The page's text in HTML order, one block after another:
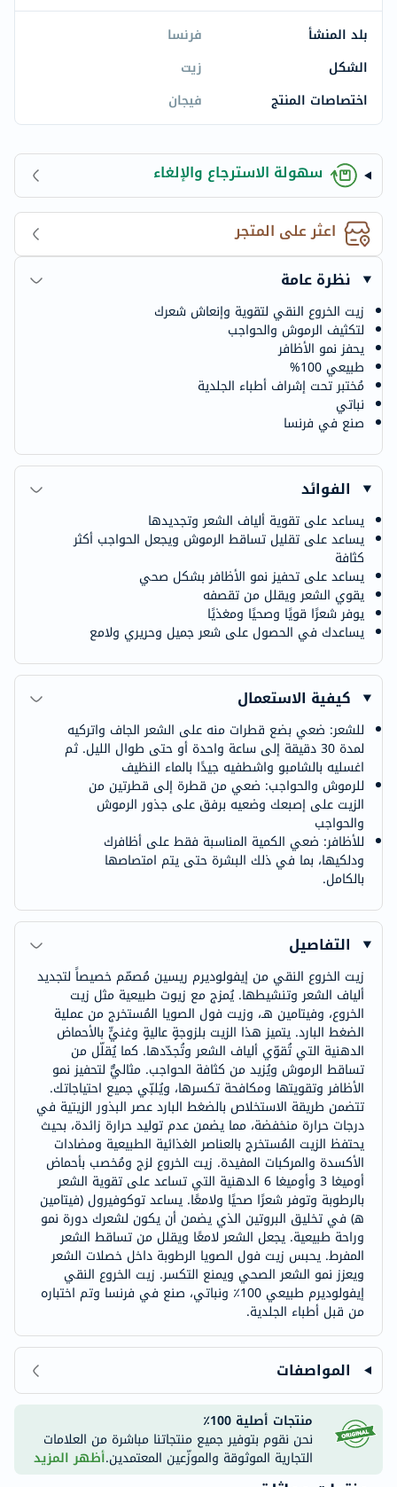
بلد المنشأ
فرنسا
الشكل
زيت
اختصاصات المنتج
فيجان
سهولة الاسترجاع والإلغاء
اعثر على المتجر
نظرة عامة
زيت الخروع النقي لتقوية وإنعاش شعرك
لتكثيف الرموش والحواجب
يحفز نمو الأظافر
طبيعي 100%
مُختبر تحت إشراف أطباء الجلدية
نباتي
صنع في فرنسا
الفوائد
يساعد على تقوية ألياف الشعر وتجديدها
يساعد على تقليل تساقط الرموش ويجعل الحواجب أكثر
كثافة
يساعد على تحفيز نمو الأظافر بشكل صحي
يقوي الشعر ويقلل من تقصفه
يوفر شعرًا قويًا وصحيًا ومغذيًا
يساعدك في الحصول على شعر جميل وحريري ولامع
كيفية الاستعمال
للشعر: ضعي بضع قطرات منه على الشعر الجاف واتركيه
لمدة 30 دقيقة إلى ساعة واحدة أو حتى طوال الليل. ثم
اغسليه بالشامبو واشطفيه جيدًا بالماء النظيف
للرموش والحواجب: ضعي من قطرة إلى قطرتين من
الزيت على إصبعك وضعيه برفق على جذور الرموش
والحواجب
للأظافر: ضعي الكمية المناسبة فقط على أظافرك
ودلكيها، بما في ذلك البشرة حتى يتم امتصاصها
بالكامل.
التفاصيل
زيت الخروع النقي من إيفولوديرم ريسين مُصمّم خصيصاً لتجديد
ألياف الشعر وتنشيطها. يُمزج مع زيوت طبيعية مثل زيت
الخروع، وفيتامين هـ، وزيت فول الصويا المُستخرج من عملية
الضغط البارد. يتميز هذا الزيت بلزوجةٍ عاليةٍ وغنيٍّ بالأحماض
الدهنية التي تُقوّي ألياف الشعر وتُجدّدها. كما يُقلّل من
تساقط الرموش ويُزيد من كثافة الحواجب. مثاليٌّ لتحفيز نمو
الأظافر وتقويتها ومكافحة تكسرها، ويُلبّي جميع احتياجاتك.
تتضمن طريقة الاستخلاص بالضغط البارد عصر البذور الزيتية في
درجات حرارة منخفضة، مما يضمن عدم توليد حرارة زائدة، بحيث
يحتفظ الزيت المُستخرج بالعناصر الغذائية الطبيعية ومضادات
الأكسدة والمركبات المفيدة. زيت الخروع لزج ومُخصب بأحماض
أوميغا 3 وأوميغا 6 الدهنية التي تساعد على تقوية الشعر
بالرطوبة وتوفر شعرًا صحيًا ولامعًا. يساعد توكوفيرول (فيتامين
ه‍) في تخليق البروتين الذي يضمن أن يكون لشعرك دورة نمو
وراحة طبيعية. يجعل الشعر لامعًا ويقلل من تساقط الشعر
المفرط. يحبس زيت فول الصويا الرطوبة داخل خصلات الشعر
ويعزز نمو الشعر الصحي ويمنع التكسر. زيت الخروع النقي
إيفولوديرم طبيعي 100٪ ونباتي، صنع في فرنسا وتم اختباره
من قبل أطباء الجلدية.
المواصفات
منتجات أصلية 100٪
نحن نقوم بتوفير جميع منتجاتنا مباشرة من العلامات
التجارية الموثوقة والموزّعين المعتمدين.أظهر المزيد